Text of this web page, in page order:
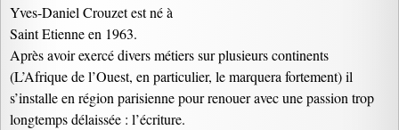
Yves-Daniel Crouzet est né à
Saint Etienne en 1963.
Après avoir exercé divers métiers sur plusieurs continents
(L’Afrique de l’Ouest, en particulier, le marquera fortement) il
s’installe en région parisienne pour renouer avec une passion trop
longtemps délaissée : l’écriture.